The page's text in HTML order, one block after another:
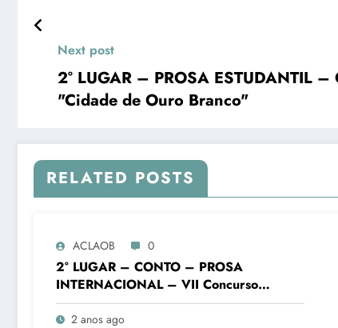
Next post
2° LUGAR – PROSA ESTUDANTIL
"Cidade de Ouro Branco"
RELATED POSTS
ACLAOB 0
2° LUGAR – CONTO – PROSA
INTERNACIONAL – VII Concurso
Literário “Cidade de Ouro Branco”
2 anos ago